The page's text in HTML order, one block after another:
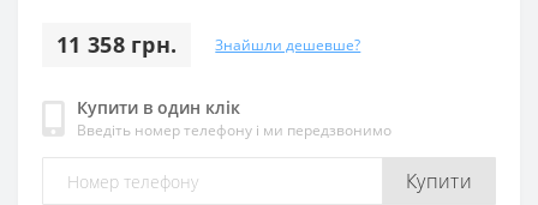
11 358 грн. Знайшли дешевше?
Купити в один клік
Введіть номер телефону і ми передзвонимо
Купити